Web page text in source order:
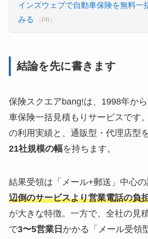
インズウェブで自動車保険を無料一
みる
（PR）
結論を先に書きます
保険スクエアbang!は、1998年か
車保険一括見積もりサービスです
の利用実績と、通販型・代理店型
21社規模の幅を持ちます。
結果受領は「メール+郵送」中心の
辺倒のサービスより営業電話の負
が大きな特徴。一方で、全社の見
で3〜5営業日 かかる「メール受領